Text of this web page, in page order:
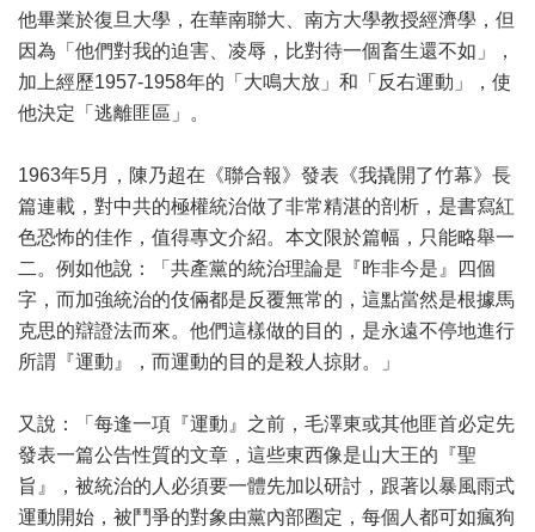
他畢業於復旦大學，在華南聯大、南方大學教授經濟學，但
因為「他們對我的迫害、凌辱，比對待一個畜生還不如」，
加上經歷1957-1958年的「大鳴大放」和「反右運動」，使
他決定「逃離匪區」。
1963年5月，陳乃超在《聯合報》發表《我撬開了竹幕》長
篇連載，對中共的極權統治做了非常精湛的剖析，是書寫紅
色恐怖的佳作，值得專文介紹。本文限於篇幅，只能略舉一
二。例如他說：「共產黨的統治理論是『昨非今是』四個
字，而加強統治的伎倆都是反覆無常的，這點當然是根據馬
克思的辯證法而來。他們這樣做的目的，是永遠不停地進行
所謂『運動』，而運動的目的是殺人掠財。」
又說：「每逢一項『運動』之前，毛澤東或其他匪首必定先
發表一篇公告性質的文章，這些東西像是山大王的『聖
旨』，被統治的人必須要一體先加以研討，跟著以暴風雨式
運動開始，被鬥爭的對象由黨內部圈定，每個人都可如瘋狗